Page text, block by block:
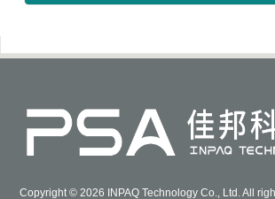
Copyright © 2026 INPAQ Technology Co., Ltd. All